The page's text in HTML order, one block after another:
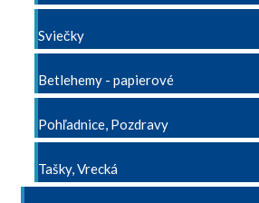
Sviečky
Betlehemy - papierové
Pohľadnice, Pozdravy
Tašky, Vrecká